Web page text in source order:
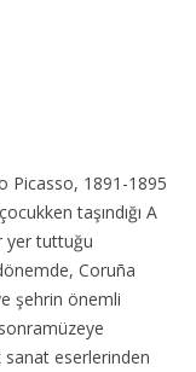
Picasso, 1891-1895
taşındığı A
yer tuttuğu
Coruña
şehrin önemli
sanat eserlerinden